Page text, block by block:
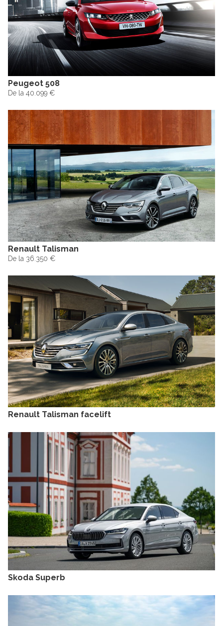
Peugeot 508
De la 40.099 €
Renault Talisman
De la 36.350 €
Renault Talisman facelift
Skoda Superb